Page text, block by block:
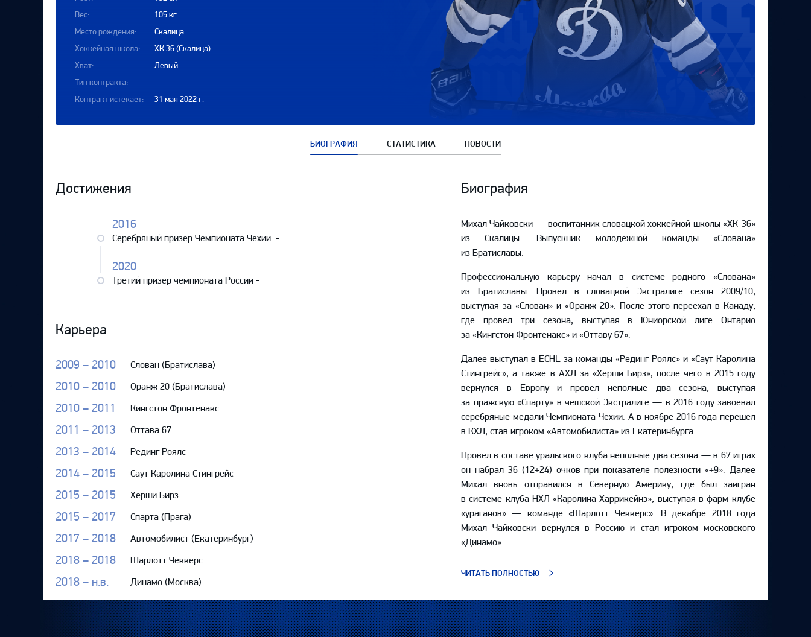
ЦСКА
Шанхайские Драконы
Вес:
105 кг
Место рождения:
Скалица
Хоккейная школа:
ХК 36 (Скалица)
Хват:
Левый
Тип контракта:
Контракт истекает:
31 мая 2022 г.
БИОГРАФИЯ СТАТИСТИКА НОВОСТИ
Биография
Достижения
2016
Серебряный призер Чемпионата Чехии -
2020
Третий призер чемпионата России -
Карьера
2009 – 2010 Слован (Братислава)
2010 – 2010 Оранж 20 (Братислава)
2010 – 2011 Кингстон Фронтенакс
2011 – 2013 Оттава 67
2013 – 2014 Рединг Роялс
2014 – 2015 Саут Каролина Стингрейс
2015 – 2015 Херши Бирз
2015 – 2017 Спарта (Прага)
2017 – 2018 Автомобилист (Екатеринбург)
2018 – 2018 Шарлотт Чеккерс
2018 – н.в. Динамо (Москва)
Биография
Михал Чайковски — воспитанник словацкой хоккейной школы «ХК-36»
из Скалицы. Выпускник молодежной команды «Слована»
из Братиславы.
Профессиональную карьеру начал в системе родного «Слована»
из Братиславы. Провел в словацкой Экстралиге сезон 2009/10,
выступая за «Слован» и «Оранж 20». После этого переехал в Канаду,
где провел три сезона, выступая в Юниорской лиге Онтарио
за «Кингстон Фронтенакс» и «Оттаву 67».
Далее выступал в ECHL за команды «Рединг Роялс» и «Саут Каролина
Стингрейс», а также в АХЛ за «Херши Бирз», после чего в 2015 году
вернулся в Европу и провел неполные два сезона, выступая
за пражскую «Спарту» в чешской Экстралиге — в 2016 году завоевал
серебряные медали Чемпионата Чехии. А в ноябре 2016 года перешел
в КХЛ, став игроком «Автомобилиста» из Екатеринбурга.
Провел в составе уральского клуба неполные два сезона — в 67 играх
он набрал 36 (12+24) очков при показателе полезности «+9». Далее
Михал вновь отправился в Северную Америку, где был заигран
в системе клуба НХЛ «Каролина Харрикейнз», выступая в фарм-клубе
«ураганов» — команде «Шарлотт Чеккерс». В декабре 2018 года
Михал Чайковски вернулся в Россию и стал игроком московского
«Динамо».
ЧИТАТЬ ПОЛНОСТЬЮ